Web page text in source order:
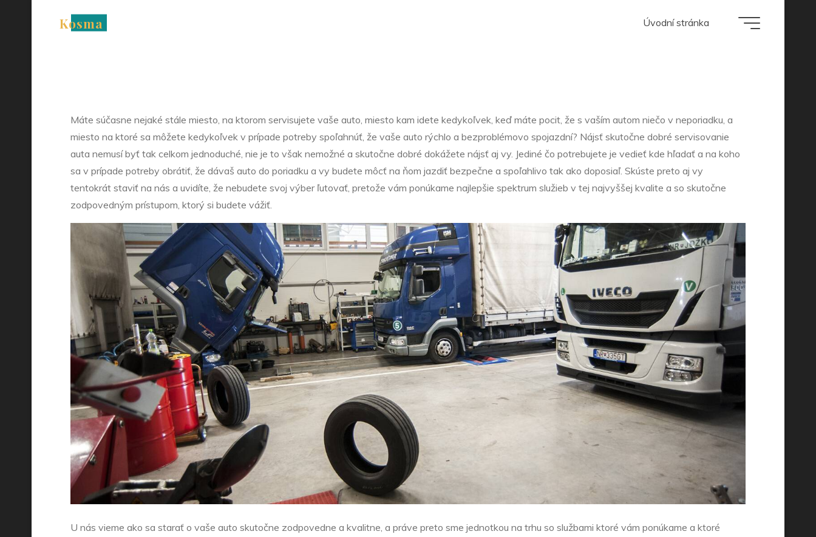
Kosma Úvodní stránka
Máte súčasne nejaké stále miesto, na ktorom servisujete vaše auto, miesto kam idete kedykoľvek, keď máte pocit, že s vaším autom niečo v neporiadku, a
miesto na ktoré sa môžete kedykoľvek v prípade potreby spoľahnúť, že vaše auto rýchlo a bezproblémovo spojazdní? Nájsť skutočne dobré servisovanie
auta nemusí byť tak celkom jednoduché, nie je to však nemožné a skutočne dobré dokážete nájsť aj vy. Jediné čo potrebujete je vedieť kde hľadať a na koho
sa v prípade potreby obrátiť, že dávaš auto do poriadku a vy budete môcť na ňom jazdiť bezpečne a spoľahlivo tak ako doposiaľ. Skúste preto aj vy
tentokrát staviť na nás a uvidíte, že nebudete svoj výber ľutovať, pretože vám ponúkame najlepšie spektrum služieb v tej najvyššej kvalite a so skutočne
zodpovedným prístupom, ktorý si budete vážiť.
U nás vieme ako sa starať o vaše auto skutočne zodpovedne a kvalitne, a práve preto sme jednotkou na trhu so službami ktoré vám ponúkame a ktoré